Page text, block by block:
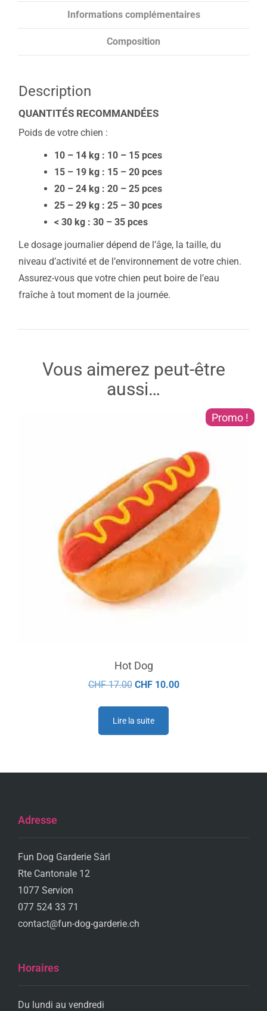
Informations complémentaires
Composition
Description
QUANTITÉS RECOMMANDÉES
Poids de votre chien :
10 – 14 kg : 10 – 15 pces
15 – 19 kg : 15 – 20 pces
20 – 24 kg : 20 – 25 pces
25 – 29 kg : 25 – 30 pces
< 30 kg : 30 – 35 pces
Le dosage journalier dépend de l’âge, la taille, du
niveau d’activité et de l’environnement de votre chien.
Assurez-vous que votre chien peut boire de l’eau
fraîche à tout moment de la journée.
Vous aimerez peut-être
aussi…
Promo !
Hot Dog
CHF17.00 CHF10.00
Lire la suite
Adresse
Fun Dog Garderie Sàrl
Rte Cantonale 12
1077 Servion
077 524 33 71
contact@fun-dog-garderie.ch
Horaires
Du lundi au vendredi